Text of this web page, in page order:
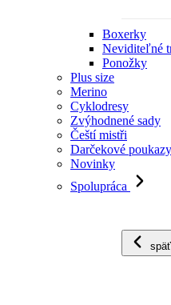
Boxerky
Neviditeľné
Ponožky
Plus size
Merino
Cyklodresy
Zvýhodnené sady
Čeští mistři
Darčekové poukazy
Novinky
Spolupráca
späť